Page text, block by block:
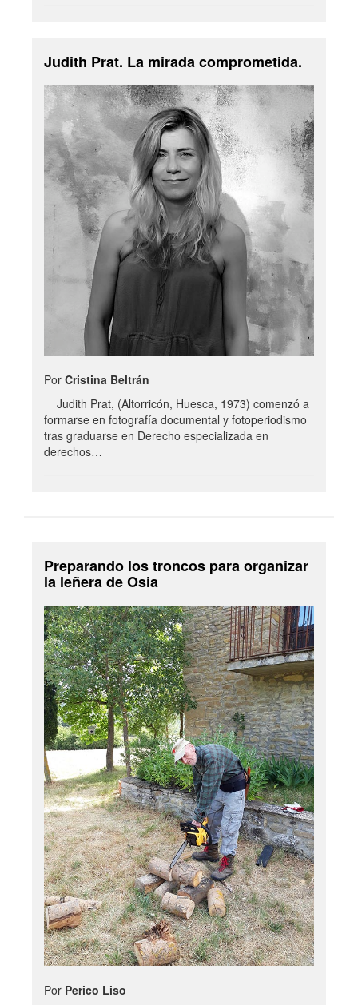
Judith Prat. La mirada comprometida.
Por Cristina Beltrán
Judith Prat, (Altorricón, Huesca, 1973) comenzó a
formarse en fotografía documental y fotoperiodismo
tras graduarse en Derecho especializada en
derechos…
Preparando los troncos para organizar
la leñera de Osia
Por Perico Liso